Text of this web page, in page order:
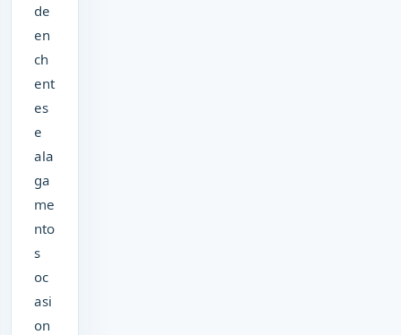
de
en
ch
ent
es
e
ala
ga
me
nto
s
oc
asi
on